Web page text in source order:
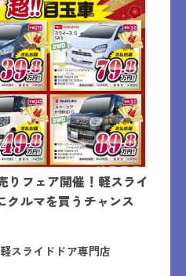
りフェア開催！軽スライ
クルマを買うチャンス
スライドドア専門店